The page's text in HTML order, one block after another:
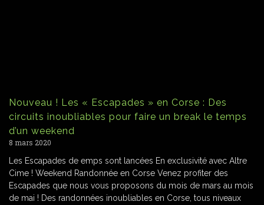
Nouveau ! Les « Escapades » en Corse : Des
circuits inoubliables pour faire un break le temps
d’un weekend
8 mars 2020
Les Escapades de emps sont lancées En exclusivité avec Altre
Cime ! Weekend Randonnée en Corse Venez profiter des
Escapades que nous vous proposons du mois de mars au mois
de mai ! Des randonnées inoubliables en Corse, tous niveaux